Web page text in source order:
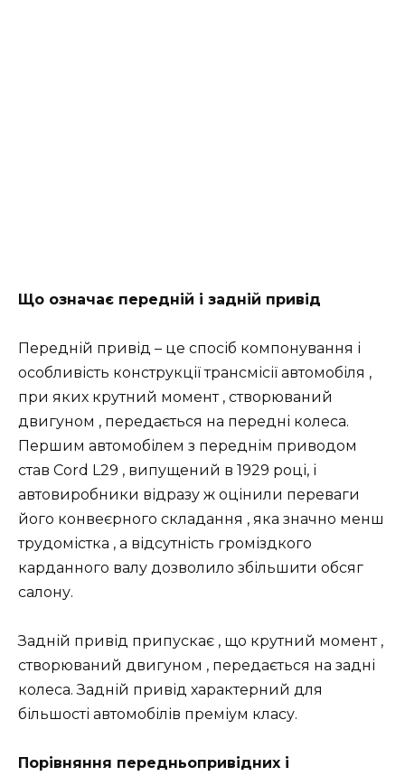
Що означає передній і задній привід
Передній привід – це спосіб компонування і
особливість конструкції трансмісії автомобіля ,
при яких крутний момент , створюваний
двигуном , передається на передні колеса.
Першим автомобілем з переднім приводом
став Cord L29 , випущений в 1929 році, і
автовиробники відразу ж оцінили переваги
його конвеєрного складання , яка значно менш
трудомістка , а відсутність громіздкого
карданного валу дозволило збільшити обсяг
салону.
Задній привід припускає , що крутний момент ,
створюваний двигуном , передається на задні
колеса. Задній привід характерний для
більшості автомобілів преміум класу.
Порівняння передньопривідних і